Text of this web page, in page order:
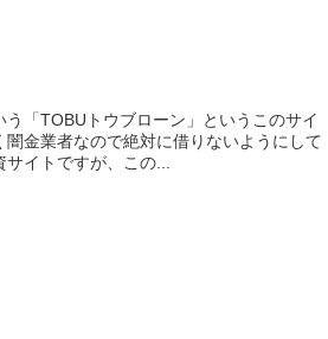
「TOBUトウブローン」というこのサイ
金業者なので絶対に借りないようにして
イトですが、この...